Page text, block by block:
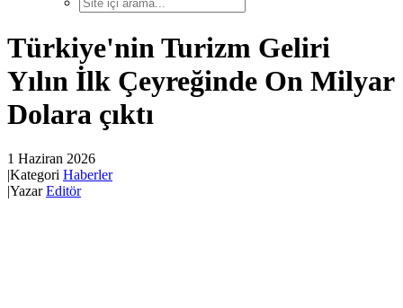
Türkiye'nin Turizm Geliri
Yılın İlk Çeyreğinde On Milyar
Dolara çıktı
1 Haziran 2026
|Kategori Haberler
|YazarEditör